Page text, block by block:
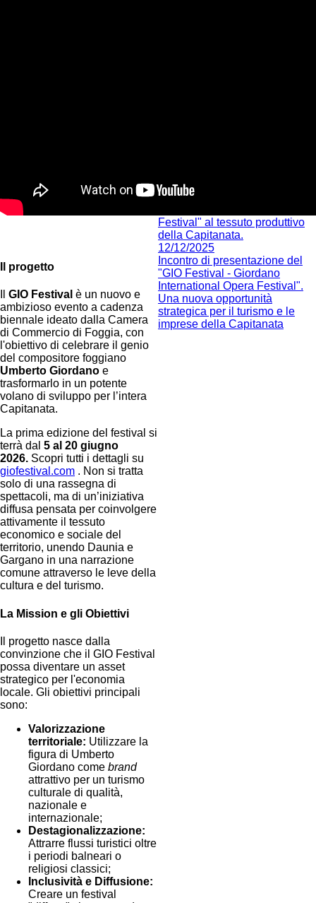
Il progetto
GIO Festival è un nuovo e
ambizioso evento a cadenza
biennale ideato dalla Camera
di Commercio di Foggia, con
l'obiettivo di celebrare il genio
del compositore foggiano
Umberto Giordano e
trasformarlo in un potente
volano di sviluppo per l’intera
Capitanata.
La prima edizione del festival si
terrà dal 5 al 20 giugno
2026. Scopri tutti i dettagli su
giofestival.com . Non si tratta
solo di una rassegna di
spettacoli, ma di un’iniziativa
diffusa pensata per coinvolgere
attivamente il tessuto
economico e sociale del
territorio, unendo Daunia e
Gargano in una narrazione
comune attraverso le leve della
cultura e del turismo.
La Mission e gli Obiettivi
Il progetto nasce dalla
convinzione che il GIO Festival
possa diventare un asset
strategico per l'economia
locale. Gli obiettivi principali
sono:
Valorizzazione
territoriale: Utilizzare la
figura di Umberto
Giordano come brand
attrattivo per un turismo
culturale di qualità,
nazionale e
internazionale;
Destagionalizzazione:
Attrarre flussi turistici oltre
i periodi balneari o
religiosi classici;
Inclusività e Diffusione:
Creare un festival
15/12/2025
Cultura e Impresa: la Camera
Festival" al tessuto produttivo
della Capitanata.
12/12/2025
Incontro di presentazione del
"GIO Festival - Giordano
International Opera Festival".
Una nuova opportunità
strategica per il turismo e le
imprese della Capitanata